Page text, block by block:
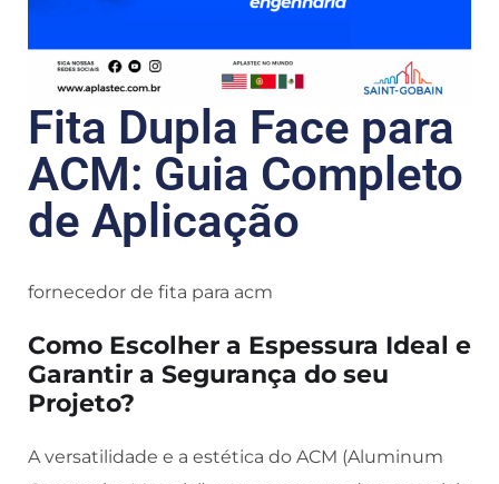
Fita Dupla Face para
ACM: Guia Completo
de Aplicação
fornecedor de fita para acm
Como Escolher a Espessura Ideal e
Garantir a Segurança do seu
Projeto?
A versatilidade e a estética do ACM (Aluminum